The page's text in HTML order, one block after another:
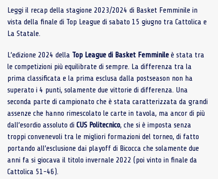
Leggi il recap della stagione 2023/2024 di Basket Femminile in
vista della finale di Top League di sabato 15 giugno tra Cattolica e
La Statale.
L’edizione 2024 della Top League di Basket Femminile è stata tra
le competizioni più equilibrate di sempre. La differenza tra la
prima classificata e la prima esclusa dalla postseason non ha
superato i 4 punti, solamente due vittorie di differenza. Una
seconda parte di campionato che è stata caratterizzata da grandi
assenze che hanno rimescolato le carte in tavola, ma ancor di più
dall’esordio assoluto di CUS Politecnico, che si è imposta senza
troppi convenevoli tra le migliori formazioni del torneo, di fatto
portando all’esclusione dai playoff di Bicocca che solamente due
anni fa si giocava il titolo invernale 2022 (poi vinto in finale da
Cattolica 51-46).